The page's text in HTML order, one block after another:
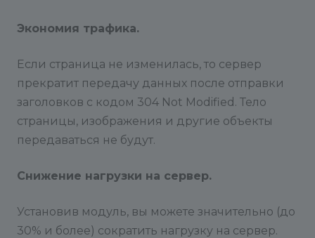
Экономия трафика.
Если страница не изменилась, то сервер
прекратит передачу данных после отправки
заголовков с кодом 304 Not Modified. Тело
страницы, изображения и другие объекты
передаваться не будут.
Снижение нагрузки на сервер.
Установив модуль, вы можете значительно (до
30% и более) сократить нагрузку на сервер.